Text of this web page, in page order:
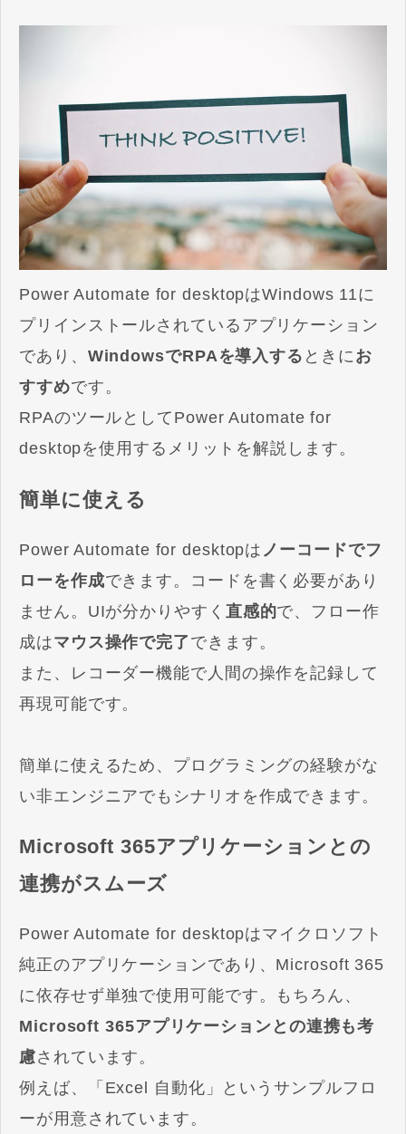
Power Automate for desktopはWindows 11に
プリインストールされているアプリケーション
であり、 WindowsでRPAを導入する ときにお
すすめです。
RPAのツールとしてPower Automate for
desktopを使用するメリットを解説します。
簡単に使える
Power Automate for desktopは ノーコードでフ
ローを作成できます。コードを書く必要があり
ません。UIが分かりやすく 直感的で、フロー作
成はマウス操作で完了 できます。
また、レコーダー機能で人間の操作を記録して
再現可能です。
簡単に使えるため、プログラミングの経験がな
い非エンジニアでもシナリオを作成できます。
Microsoft 365アプリケーションとの
連携がスムーズ
Power Automate for desktopはマイクロソフト
純正のアプリケーションであり、Microsoft 365
に依存せず単独で使用可能です。もちろん、
Microsoft 365アプリケーションとの連携も考
慮されています。
例えば、「Excel 自動化」というサンプルフロ
ーが用意されています。